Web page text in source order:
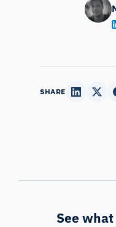
SHARE
See